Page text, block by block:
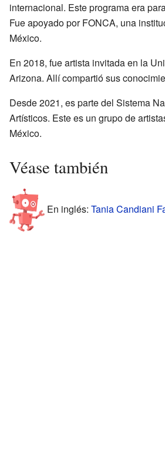
internacional. Este programa era
Fue apoyado por FONCA, una
México.
En 2018, fue artista invitada en la
Arizona. Allí compartió sus
Desde 2021, es parte del Sistema
Artísticos. Este es un grupo de
México.
Véase también
En inglés: Tania Candiani